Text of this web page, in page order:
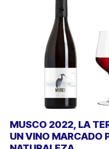
MUSCO 2022, LA
UN VINO MARCADO